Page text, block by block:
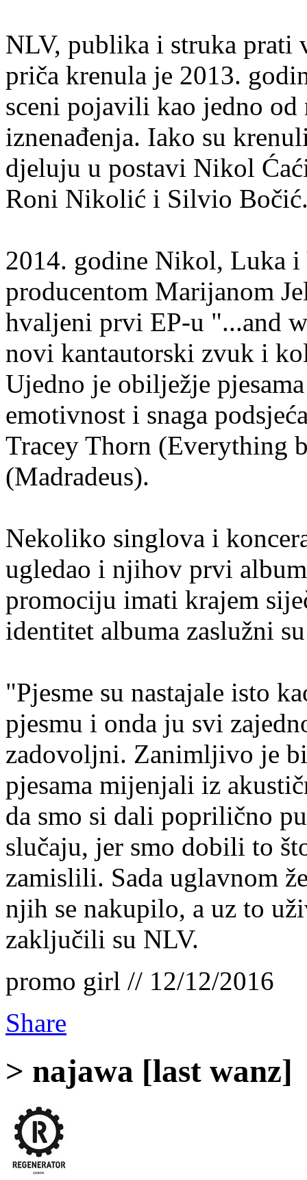
NLV, publika i struka prati
priča krenula je 2013.
sceni pojavili kao jedno
iznenađenja. Iako su
djeluju u postavi Nikol
Roni Nikolić i Silvio
2014. godine Nikol, Luka i
producentom Marijanom
hvaljeni prvi EP-u "...and
novi kantautorski zvuk i
Ujedno je obilježje
emotivnost i snaga
Tracey Thorn (Everything
(Madradeus).
Nekoliko singlova i
ugledao i njihov prvi
promociju imati krajem
identitet albuma zaslužni
"Pjesme su nastajale isto
pjesmu i onda ju svi
zadovoljni. Zanimljivo je
pjesama mijenjali iz
da smo si dali poprilično
slučaju, jer smo dobili to
zamislili. Sada uglavnom
njih se nakupilo, a uz to
zaključili su NLV.
promo girl // 12/12/2016
Share
> najawa [last wanz]